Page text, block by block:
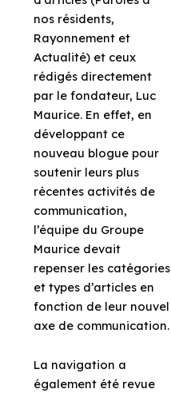
nos résidents,
Rayonnement et
Actualité) et ceux
rédigés directement
par le fondateur, Luc
Maurice. En effet, en
développant ce
nouveau blogue pour
soutenir leurs plus
récentes activités de
communication,
l’équipe du Groupe
Maurice devait
repenser les catégories
et types d’articles en
fonction de leur nouvel
axe de communication.
La navigation a
également été revue